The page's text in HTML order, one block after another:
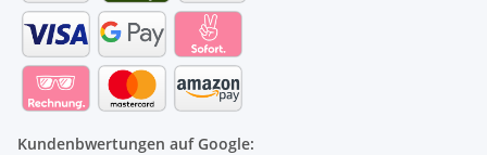
Kundenbwertungen auf Google: